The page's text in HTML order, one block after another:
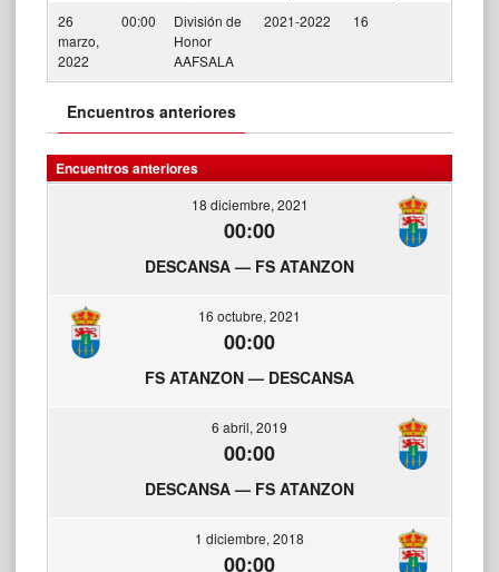
26
marzo,
2022
00:00
División de
Honor
AAFSALA
2021-2022 16
Encuentros anteriores
Encuentros anteriores
18 diciembre, 2021
00:00
DESCANSA — FS ATANZON
16 octubre, 2021
00:00
FS ATANZON — DESCANSA
6 abril, 2019
00:00
DESCANSA — FS ATANZON
1 diciembre, 2018
00:00